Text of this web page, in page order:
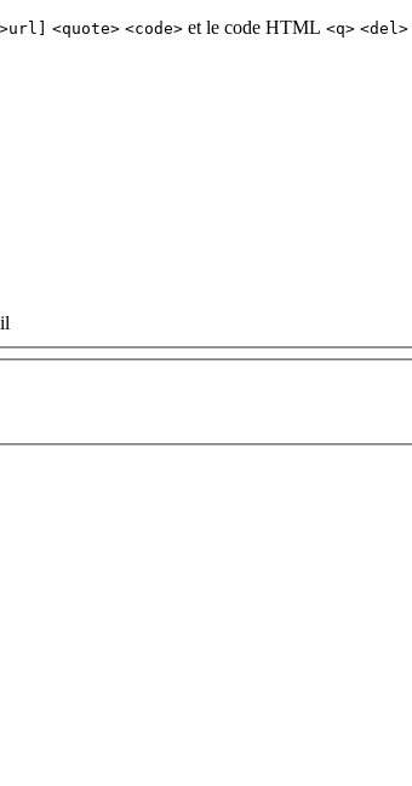
<quote> <code> et le code HTML <q> <del>